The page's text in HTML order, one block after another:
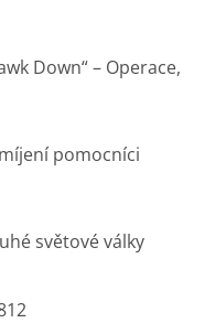
Down“ – Operace,
pomocníci
světové války